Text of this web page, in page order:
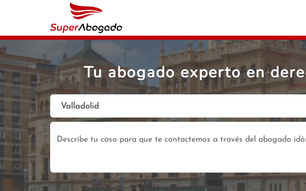
Tu abogado experto en
Valladolid